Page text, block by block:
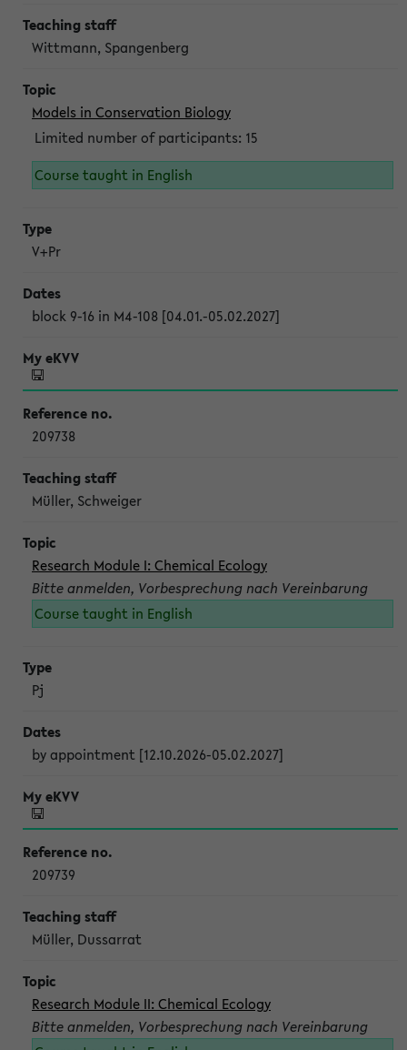
Wittmann, Spangenberg
Models in Conservation Biology
Limited number of participants: 15
Course taught in English
V+Pr
block 9-16 in M4-108 [04.01.-05.02.2027]
209738
Müller, Schweiger
Research Module I: Chemical Ecology
Bitte anmelden, Vorbesprechung nach Vereinbarung
Course taught in English
Pj
by appointment [12.10.2026-05.02.2027]
209739
Müller, Dussarrat
Research Module II: Chemical Ecology
Bitte anmelden, Vorbesprechung nach Vereinbarung